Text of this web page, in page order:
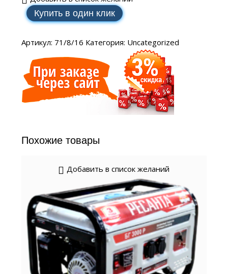
Купить в один клик
Артикул: 71/8/16 Категория: Uncategorized
Похожие товары
Добавить в список желаний